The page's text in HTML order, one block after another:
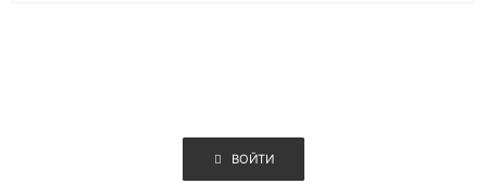
ВОЙТИ